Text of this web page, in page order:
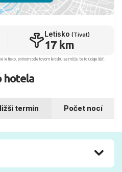
Letisko (Tivat)
17 km
letisko, pri inom odletovom letisku sa môžu tieto údaje líšiť.
hotela
termín Počet nocí